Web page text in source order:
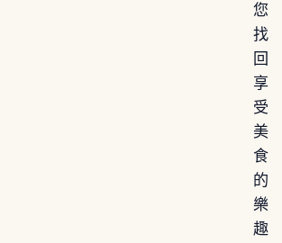
您
找
回
享
受
美
食
的
樂
趣